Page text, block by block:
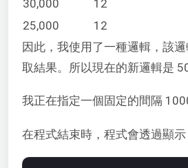
30,000
12
25,000
12
因此，我使用了一種邏輯，該
取結果。所以現在的新邏輯是
我正在指定一個固定的間隔
在程式結束時，程式會透過顯示